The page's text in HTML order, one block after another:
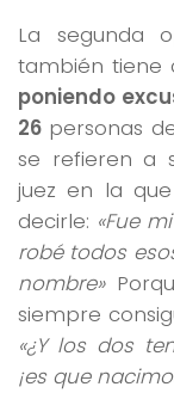
La segunda
también tiene
poniendo
26 personas
se refieren a
juez en la
decirle: «Fue
robé todos
nombre»
siempre
«¿Y los dos
¡es que